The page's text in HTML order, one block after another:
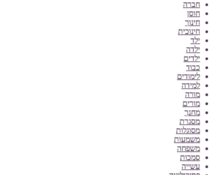
חברה
חוסן
חינוך
חינוכית
ילד
ילדה
ילדים
כבוד
לימודים
למידה
מורה
מורים
מחנך
מסגרת
מסוגלות
משמעות
משפחה
סמכות
עשייה